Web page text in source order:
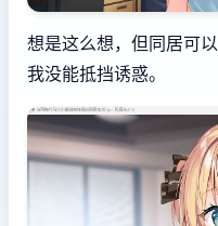
想是这么想，但同居可
我没能抵挡诱惑。